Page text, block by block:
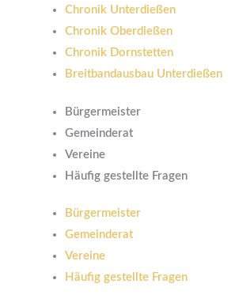
Chronik Unterdießen
Chronik Oberdießen
Chronik Dornstetten
Breitbandausbau Unterdießen
Bürgermeister
Gemeinderat
Vereine
Häufig gestellte Fragen
Bürgermeister
Gemeinderat
Vereine
Häufig gestellte Fragen